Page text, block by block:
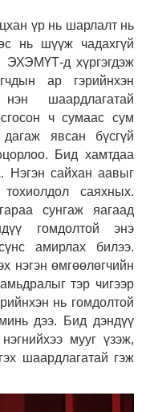
үр нь шарлалт нь
нь шүүж чадахгүй
ЭХЭМҮТ-д хүргэгдэж
ар гэрийнхэн
шаардлагатай
ч сумаас сум
явсан бүсгүй
Бид хамтдаа
Нэгэн сайхан аавыг
саяхных.
сунгаж яагаад
гомдолтой энэ
амирлах билээ.
нэгэн өмгөөлөгчийн
тэр чигээр
нь гомдолтой
дээ. Бид дэндүү
мууг үзэж,
шаардлагатай гэж